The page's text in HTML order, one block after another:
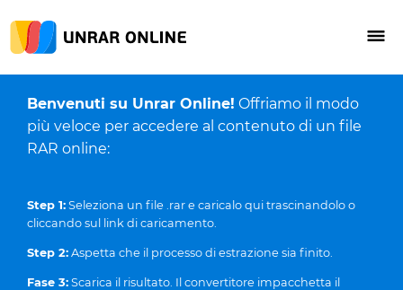
Benvenuti su Unrar Online! Offriamo il modo
più veloce per accedere al contenuto di un file
RAR online:
Step 1: Seleziona un file .rar e caricalo qui trascinandolo o
cliccando sul link di caricamento.
Step 2: Aspetta che il processo di estrazione sia finito.
Fase 3: Scarica il risultato. Il convertitore impacchetta il